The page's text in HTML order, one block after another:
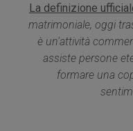
La definizione
matrimoniale, oggi
è un'attività
assiste persone
formare una